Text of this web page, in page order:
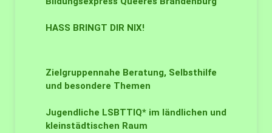
HASS BRINGT DIR NIX!
Zielgruppennahe Beratung, Selbsthilfe
und besondere Themen
Jugendliche LSBTTIQ* im ländlichen und
kleinstädtischen Raum